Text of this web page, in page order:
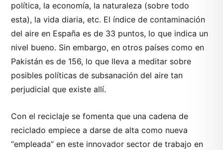
política, la economía, la naturaleza (sobre todo
esta), la vida diaria, etc. El índice de contaminación
del aire en España es de 33 puntos, lo que indica un
nivel bueno. Sin embargo, en otros países como en
Pakistán es de 156, lo que lleva a meditar sobre
posibles políticas de subsanación del aire tan
perjudicial que existe allí.
Con el reciclaje se fomenta que una cadena de
reciclado empiece a darse de alta como nueva
“empleada” en este innovador sector de trabajo en